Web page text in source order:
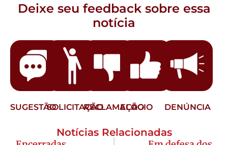
Deixe seu feedback sobre essa
notícia
SUGESTÃOSOLICITAÇÃORECLAMAÇÃO
ELOGIO DENÚNCIA
Notícias Relacionadas